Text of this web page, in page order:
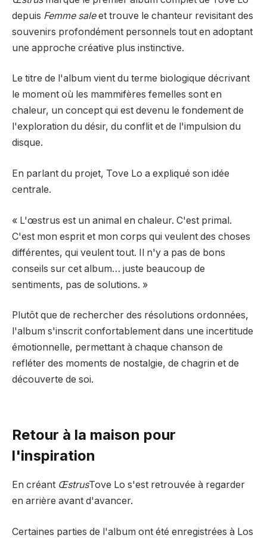
depuis Femme saleet trouve le chanteur revisitant des
souvenirs profondément personnels tout en adoptant
une approche créative plus instinctive.
Le titre de l'album vient du terme biologique décrivant
le moment où les mammifères femelles sont en
chaleur, un concept qui est devenu le fondement de
l'exploration du désir, du conflit et de l'impulsion du
disque.
En parlant du projet, Tove Lo a expliqué son idée
centrale.
« L'œstrus est un animal en chaleur. C'est primal.
C'est mon esprit et mon corps qui veulent des choses
différentes, qui veulent tout. Il n'y a pas de bons
conseils sur cet album… juste beaucoup de
sentiments, pas de solutions. »
Plutôt que de rechercher des résolutions ordonnées,
l'album s'inscrit confortablement dans une incertitude
émotionnelle, permettant à chaque chanson de
refléter des moments de nostalgie, de chagrin et de
découverte de soi.
Retour à la maison pour
l'inspiration
En créant ŒstrusTove Lo s'est retrouvée à regarder
en arrière avant d'avancer.
Certaines parties de l'album ont été enregistrées à Los